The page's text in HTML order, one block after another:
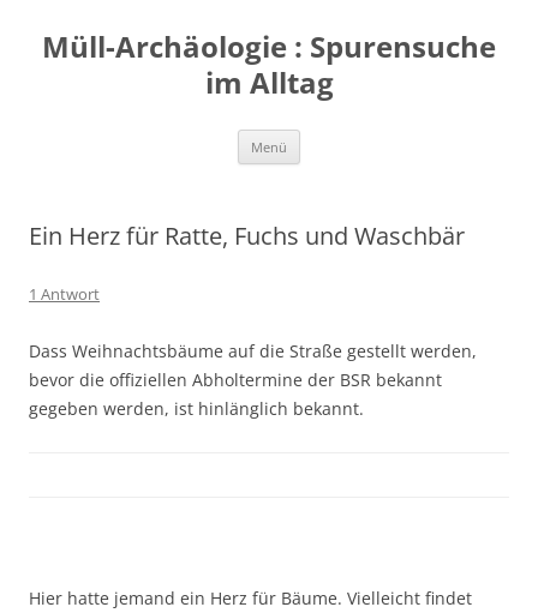
springen
Müll-Archäologie : Spurensuche
im Alltag
Menü
Ein Herz für Ratte, Fuchs und Waschbär
1 Antwort
Dass Weihnachtsbäume auf die Straße gestellt werden,
bevor die offiziellen Abholtermine der BSR bekannt
gegeben werden, ist hinlänglich bekannt.
Hier hatte jemand ein Herz für Bäume. Vielleicht findet